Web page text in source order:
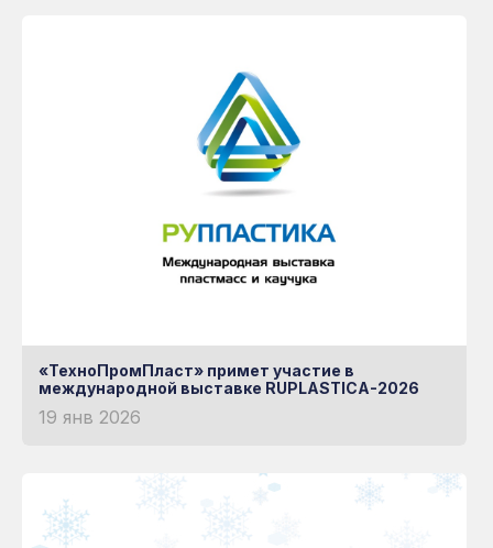
«ТехноПромПласт» примет участие в
международной выставке RUPLASTICA-2026
19 янв 2026
Узнать больше о